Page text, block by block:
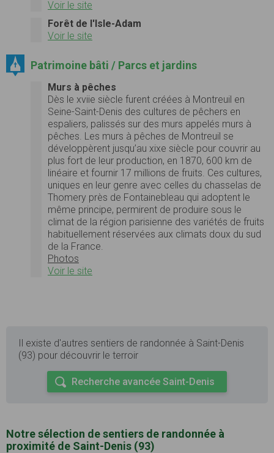
Voir le site
Forêt de l'Isle-Adam
Voir le site
Patrimoine bâti / Parcs et jardins
Murs à pêches
Dès le xviie siècle furent créées à Montreuil en
Seine-Saint-Denis des cultures de pêchers en
espaliers, palissés sur des murs appelés murs à
pêches. Les murs à pêches de Montreuil se
développèrent jusqu’au xixe siècle pour couvrir au
plus fort de leur production, en 1870, 600 km de
linéaire et fournir 17 millions de fruits. Ces cultures,
uniques en leur genre avec celles du chasselas de
Thomery près de Fontainebleau qui adoptent le
même principe, permirent de produire sous le
climat de la région parisienne des variétés de fruits
habituellement réservées aux climats doux du sud
de la France.
Photos
Voir le site
Il existe d'autres sentiers de randonnée à Saint-Denis
(93) pour découvrir le terroir
Recherche avancée Saint-Denis
Notre sélection de sentiers de randonnée à
proximité de Saint-Denis (93)